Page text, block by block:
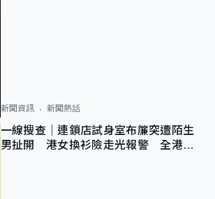
新聞資訊 新聞熱話
一線搜查｜連鎖店試身室布簾突遭陌生
男扯開 港女換衫險走光報警 全港分